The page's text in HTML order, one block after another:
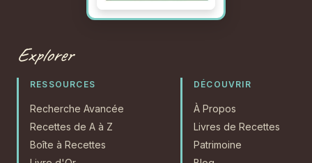
Explorer
RESSOURCES
Recherche Avancée
Recettes de A à Z
Boîte à Recettes
DÉCOUVRIR
À Propos
Livres de Recettes
Patrimoine